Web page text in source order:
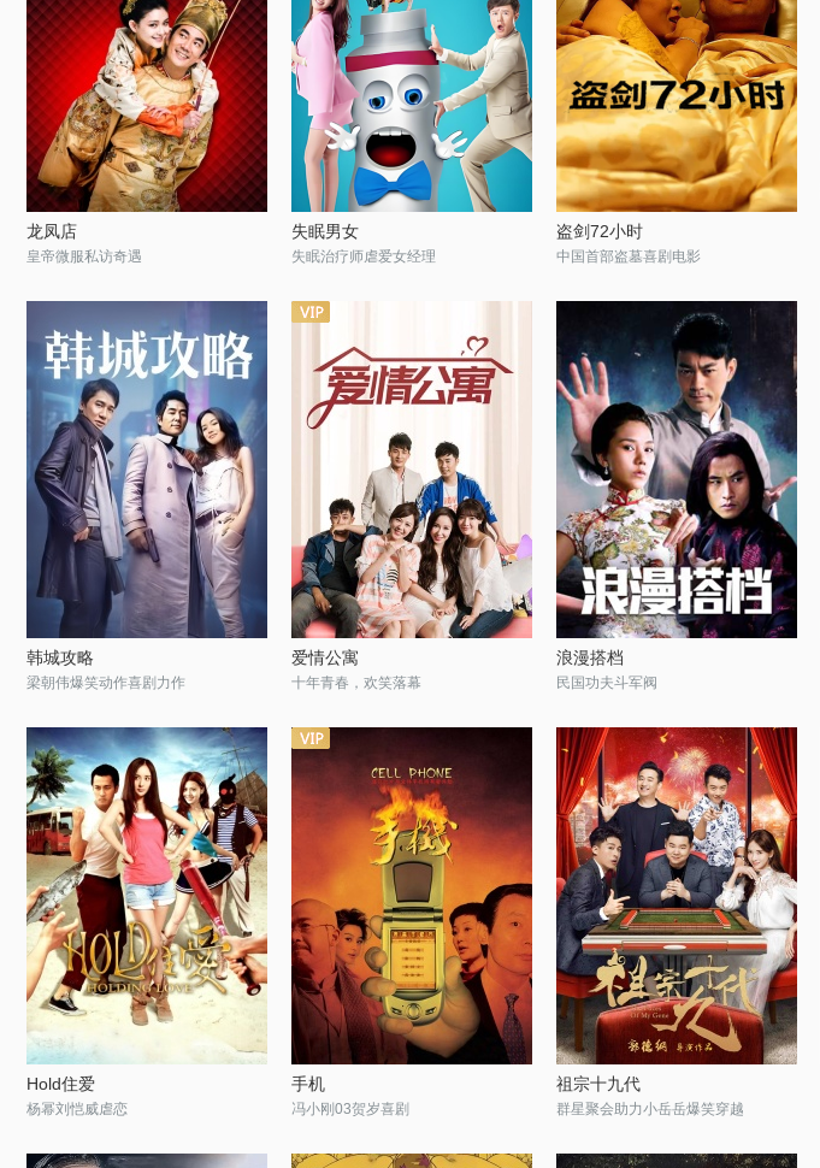
龙凤店
皇帝微服私访奇遇
失眠男女
失眠治疗师虐爱女经理
盗剑72小时
中国首部盗墓喜剧电影
韩城攻略
梁朝伟爆笑动作喜剧力作
爱情公寓
十年青春，欢笑落幕
浪漫搭档
民国功夫斗军阀
Hold住爱
杨幂刘恺威虐恋
手机
冯小刚03贺岁喜剧
祖宗十九代
群星聚会助力小岳岳爆笑穿越